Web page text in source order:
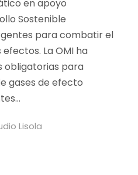
en apoyo
Sostenible
para combatir el
La OMI ha
obligatorias para
gases de efecto
Lisola